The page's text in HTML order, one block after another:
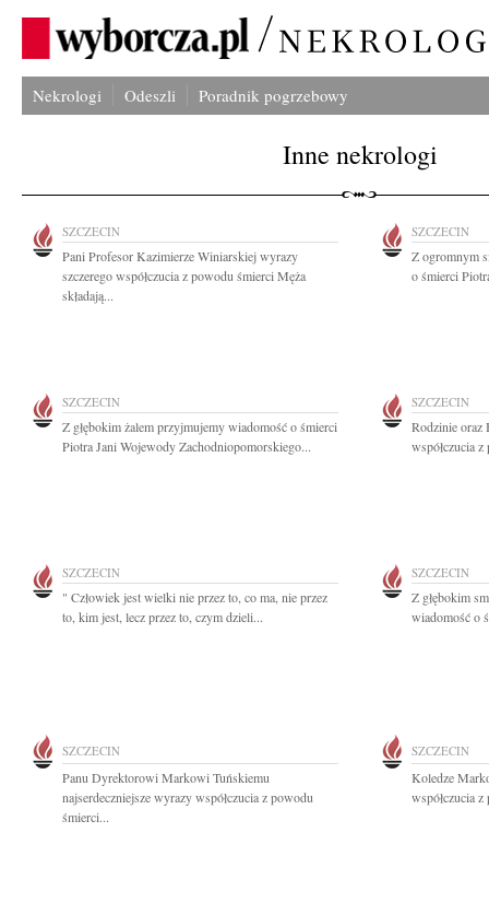
Nekrologi Odeszli Poradnik pogrzebowy
Inne nekrologi
SZCZECIN
Pani Profesor Kazimierze Winiarskiej wyrazy
szczerego współczucia z powodu śmierci Męża
składają...
SZCZECIN
Z ogromnym
o śmierci
SZCZECIN
Z głębokim żalem przyjmujemy wiadomość o śmierci
Piotra Jani Wojewody Zachodniopomorskiego...
SZCZECIN
Rodzinie oraz
współczucia
SZCZECIN
" Człowiek jest wielki nie przez to, co ma, nie przez
to, kim jest, lecz przez to, czym dzieli...
SZCZECIN
Z głębokim
wiadomość o
SZCZECIN
Panu Dyrektorowi Markowi Tuńskiemu
najserdeczniejsze wyrazy współczucia z powodu
śmierci...
SZCZECIN
Koledze
współczucia